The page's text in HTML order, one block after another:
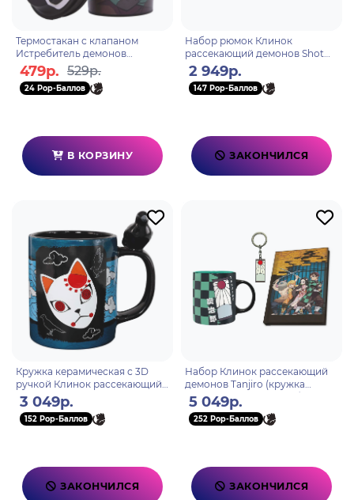
Термостакан с клапаном
Истребитель демонов
Танджиро Камадо 350мл.
479р. 529р.
24 Pop-Баллов
В КОРЗИНУ
Набор рюмок Клинок
рассекающий демонов Shot
Glass Symbols
2 949р.
147 Pop-Баллов
ЗАКОНЧИЛСЯ
Кружка керамическая с 3D
ручкой Клинок рассекающий
демонов Tanjiro 460 мл
ABYMUGA212
3 049р.
152 Pop-Баллов
ЗАКОНЧИЛСЯ
Набор Клинок рассекающий
демонов Tanjiro (кружка
керамическая 320 мл, брелок,
записная книжка А6) AB
5 049р.
252 Pop-Баллов
ЗАКОНЧИЛСЯ